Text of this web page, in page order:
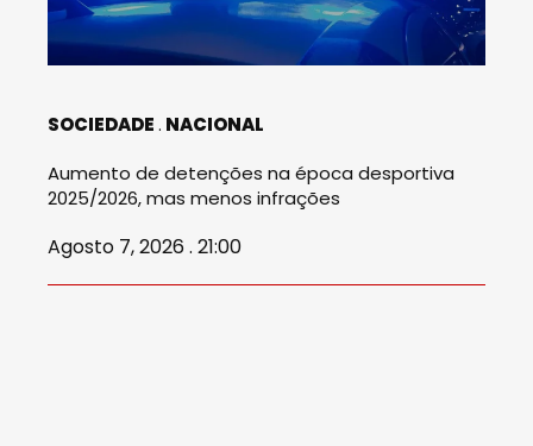
SOCIEDADE NACIONAL
Aumento de detenções na época desportiva
2025/2026, mas menos infrações
Agosto 7, 2026 . 21:00